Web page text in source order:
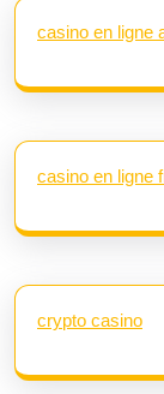
casino en ligne
casino en ligne
crypto casino